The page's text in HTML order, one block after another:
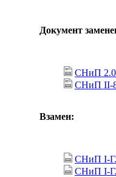
Документ
СНиП
СНиП II-
Взамен:
СНиП I-
СНиП I-